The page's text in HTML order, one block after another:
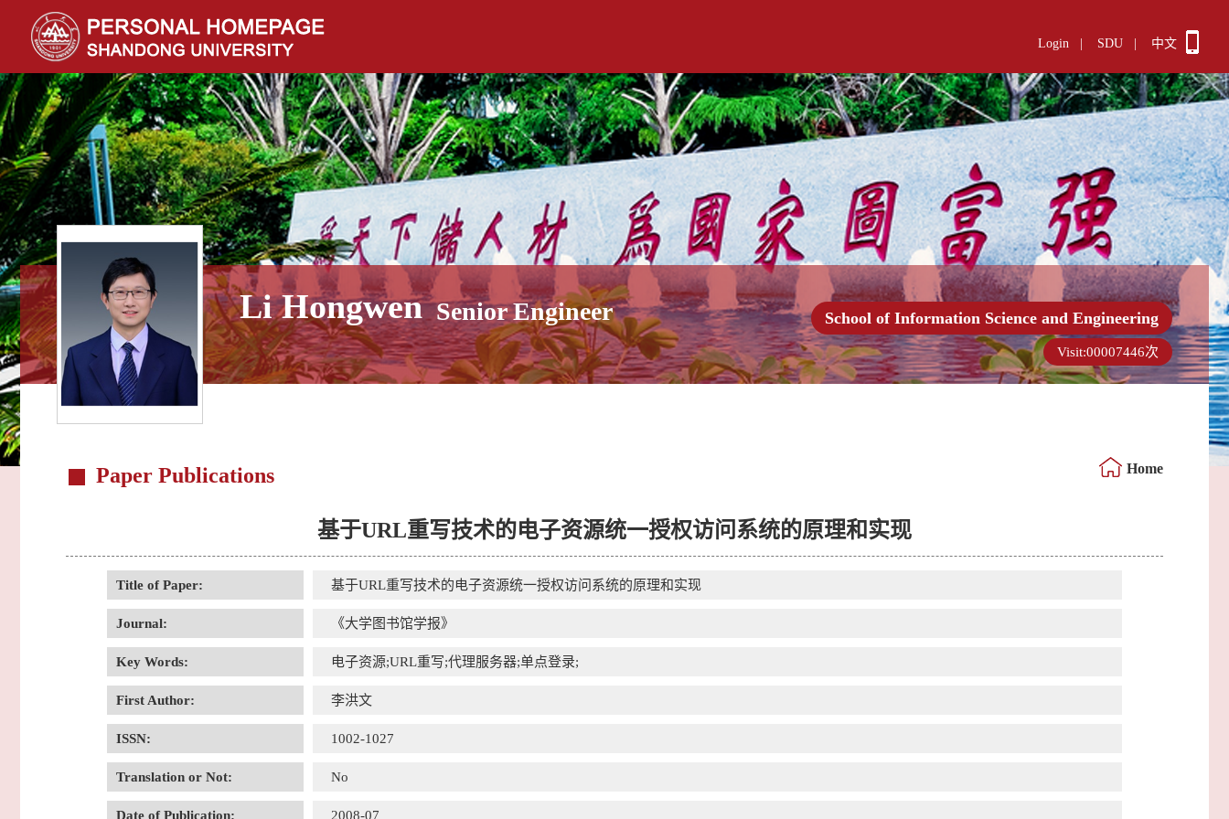
Login SDU 中文
Li Hongwen Senior Engineer School of Information Science and Engineering
Visit:00007446次
Paper Publications Home
基于URL重写技术的电子资源统一授权访问系统的原理和实现
Title of Paper: 基于URL重写技术的电子资源统一授权访问系统的原理和实现
Journal: 《大学图书馆学报》
Key Words: 电子资源;URL重写;代理服务器;单点登录;
First Author: 李洪文
ISSN: 1002-1027
Translation or Not: No
Date of Publication: 2008-07